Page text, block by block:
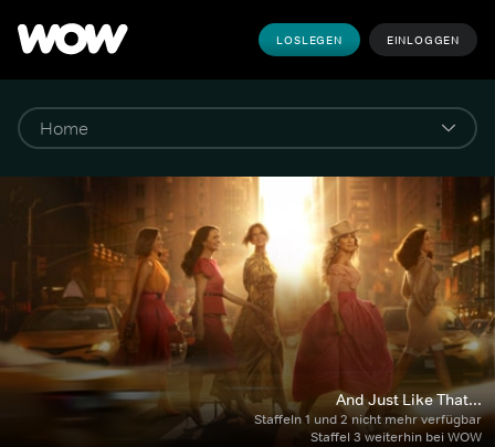
LOSLEGEN EINLOGGEN
And Just Like That...
Staffeln 1 und 2 nicht mehr verfügbar
Staffel 3 weiterhin bei WOW